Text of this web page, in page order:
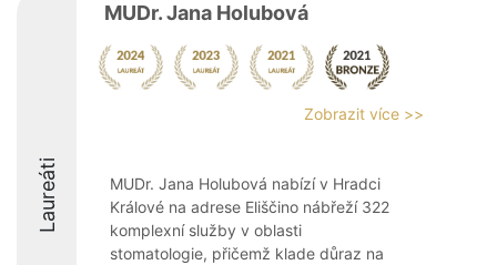
Laureáti
MUDr. Jana Holubová
Zobrazit více >>
MUDr. Jana Holubová nabízí v Hradci
Králové na adrese Eliščino nábřeží 322
komplexní služby v oblasti
stomatologie, přičemž klade důraz na